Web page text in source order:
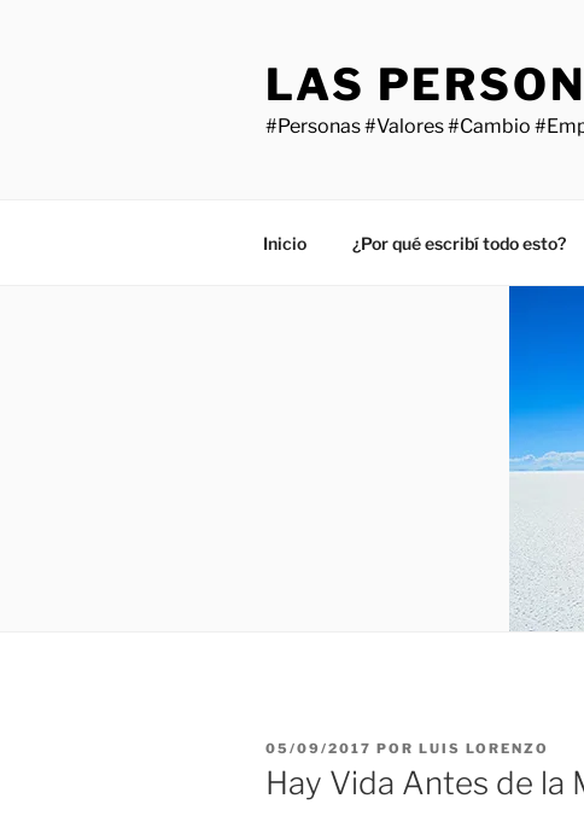
LAS
#Personas #Valores #Cambio
Inicio ¿Por qué escribí todo esto?
PUBLICADO
EL
05/09/2017 POR LUIS LORENZO
Hay Vida Antes de la